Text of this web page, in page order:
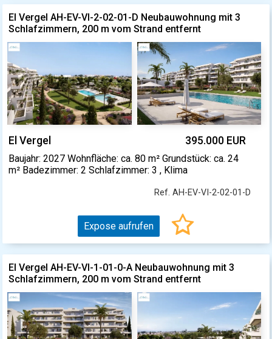
El Vergel AH-EV-VI-2-02-01-D Neubauwohnung mit 3
Schlafzimmern, 200 m vom Strand entfernt
El Vergel 395.000 EUR
Baujahr: 2027 Wohnfläche: ca. 80 m² Grundstück: ca. 24
m² Badezimmer: 2 Schlafzimmer: 3 , Klima
Ref. AH-EV-VI-2-02-01-D
Expose aufrufen
El Vergel AH-EV-VI-1-01-0-A Neubauwohnung mit 3
Schlafzimmern, 200 m vom Strand entfernt